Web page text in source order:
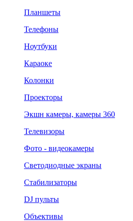
Планшеты
Телефоны
Ноутбуки
Караоке
Колонки
Проекторы
Экшн камеры, камеры 360
Телевизоры
Фото - видеокамеры
Светодиодные экраны
Стабилизаторы
DJ пульты
Объективы